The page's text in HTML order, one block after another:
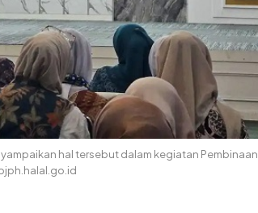
hal tersebut dalam kegiatan Pembinaan